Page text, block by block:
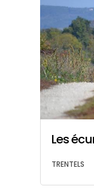
Les
TRENTELS